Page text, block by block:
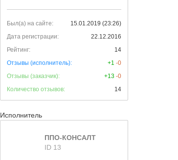
Был(а) на сайте:
15.01.2019 (23:26)
Дата регистрации:
22.12.2016
Рейтинг:
14
Отзывы (исполнитель):
+1 -0
Отзывы (заказчик):
+13 -0
Количество отзывов:
14
Исполнитель
ППО-КОНСАЛТ
ID 13